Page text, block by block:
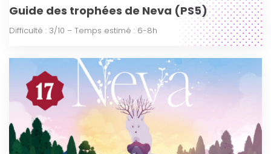
Guide des trophées de Neva (PS5)
Difficulté : 3/10 – Temps estimé : 6-8h